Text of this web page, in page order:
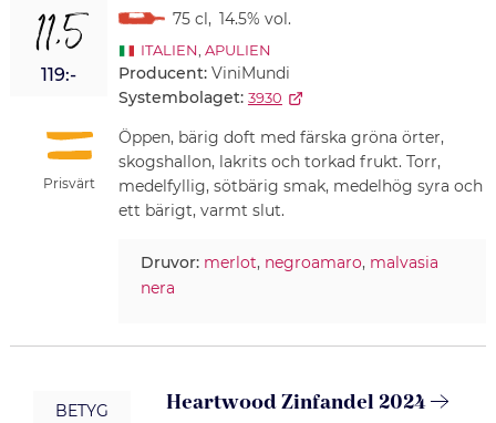
11,5
119:-
Prisvärt
75 cl , 14.5% vol.
ITALIEN, APULIEN
Producent: ViniMundi
Systembolaget: 3930
Öppen, bärig doft med färska gröna örter,
skogshallon, lakrits och torkad frukt. Torr,
medelfyllig, sötbärig smak, medelhög syra och
ett bärigt, varmt slut.
Druvor: merlot, negroamaro, malvasia
nera
BETYG Heartwood Zinfandel 2024